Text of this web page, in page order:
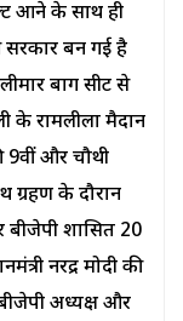
आने के साथ ही
सरकार बन गई है
बाग सीट से
के रामलीला मैदान
9वीं और चौथी
ग्रहण के दौरान
बीजेपी शासित 20
नरेंद्र मोदी की
अध्यक्ष और